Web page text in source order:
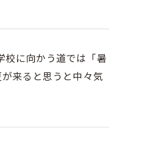
校に向かう道では「暑
来ると思うと中々気